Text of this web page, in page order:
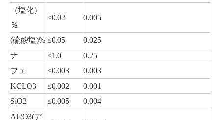
（塩化）
％
≤0.02 0.005
(硫酸塩)% ≤0.05
0.025
ナ
≤1.0
0.25
フェ
≤0.003
0.003
KCLO3
≤0.002
0.001
SiO2
≤0.005
0.004
Al2O3(ア